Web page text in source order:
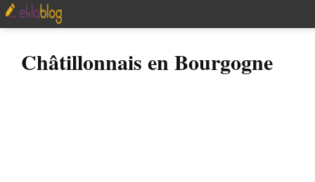
Châtillonnais en Bourgogne